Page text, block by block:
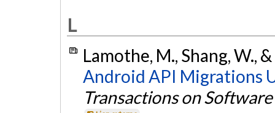
L
Lamothe, M., Shang, W.,
Android API Migrations
Transactions on